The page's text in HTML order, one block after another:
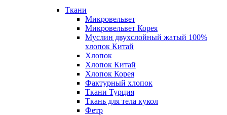
Ткани
Микровельвет
Микровельвет Корея
Муслин двухслойный жатый 100%
хлопок Китай
Хлопок
Хлопок Китай
Хлопок Корея
Фактурный хлопок
Ткани Турция
Ткань для тела кукол
Фетр